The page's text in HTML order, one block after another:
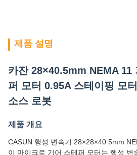
제품 설명
카잔 28×40.5mm NEMA 11
퍼 모터 0.95A 스테이핑 모
소스 로봇
제품 개요
CASUN 행성 변속기 28×28×40.5mm
이 마이크로 기어 스테퍼 모터는 행성 변